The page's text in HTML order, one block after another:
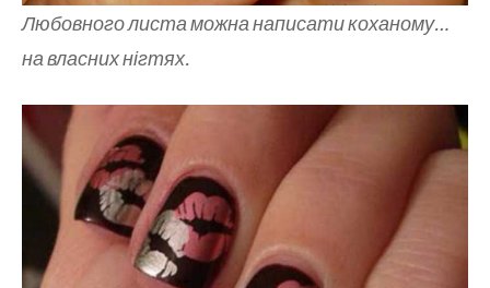
Любовного листа можна написати коханому…
на власних нігтях.